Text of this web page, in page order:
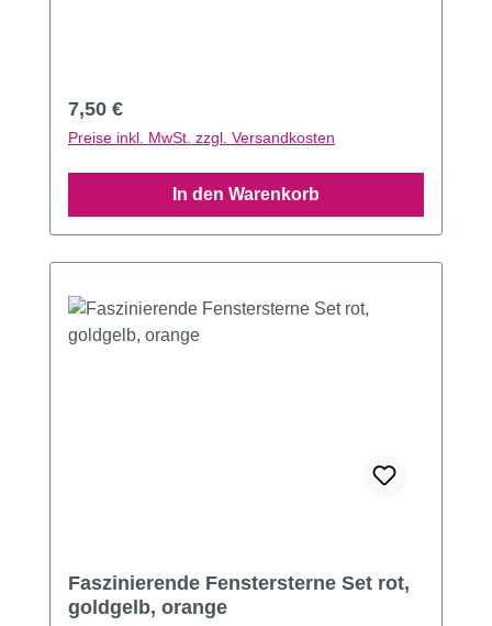
Regulärer Preis:
7,50 €
Preise inkl. MwSt. zzgl. Versandkosten
In den Warenkorb
Faszinierende Fenstersterne Set rot,
goldgelb, orange